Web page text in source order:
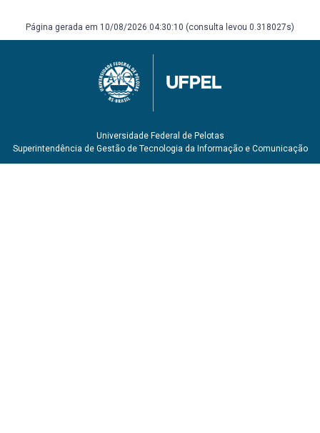
Página gerada em 10/08/2026 04:30:10 (consulta levou 0.318027s)
Universidade Federal de Pelotas
Superintendência de Gestão de Tecnologia da Informação e Comunicação